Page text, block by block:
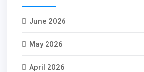
June 2026
May 2026
April 2026